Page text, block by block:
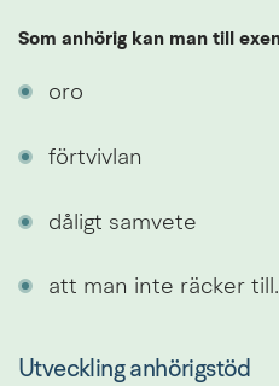
Som anhörig kan man till
oro
förtvivlan
dåligt samvete
att man inte räcker till.
Utveckling anhörigstöd